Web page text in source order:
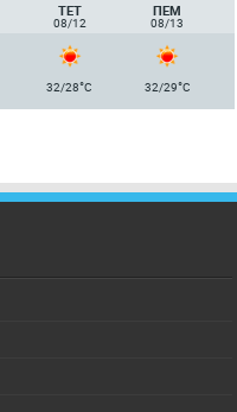
ΤΕΤ
08/12
ΠΈΜ
08/13
32/28°C 32/29°C